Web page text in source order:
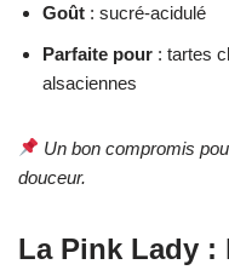
Goût : sucré-acidulé
Parfaite pour : tartes
alsaciennes
Un bon compromis
douceur.
La Pink Lady